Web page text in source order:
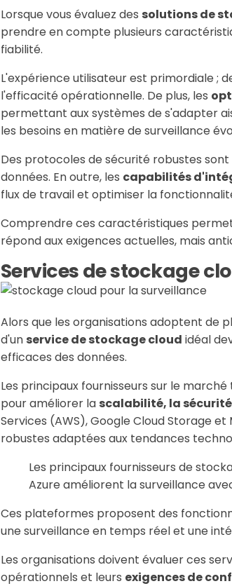
Lorsque vous évaluez des solutions de
prendre en compte plusieurs
fiabilité.
L'expérience utilisateur est primordiale ;
l'efficacité opérationnelle. De plus, les
permettant aux systèmes de s'adapter
les besoins en matière de surveillance
Des protocoles de sécurité robustes
données. En outre, les capabilités
flux de travail et optimiser la
Comprendre ces caractéristiques
répond aux exigences actuelles, mais
Services de stockage
Alors que les organisations adoptent de
d'un service de stockage cloud idéal
efficaces des données.
Les principaux fournisseurs sur le
pour améliorer la scalabilité, la
Services (AWS), Google Cloud Storage
robustes adaptées aux tendances
Les principaux fournisseurs de
Azure améliorent la surveillance
Ces plateformes proposent des
une surveillance en temps réel et une
Les organisations doivent évaluer ces
opérationnels et leurs exigences de